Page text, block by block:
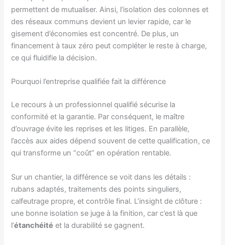
permettent de mutualiser. Ainsi, l’isolation des colonnes et
des réseaux communs devient un levier rapide, car le
gisement d’économies est concentré. De plus, un
financement à taux zéro peut compléter le reste à charge,
ce qui fluidifie la décision.
Pourquoi l’entreprise qualifiée fait la différence
Le recours à un professionnel qualifié sécurise la
conformité et la garantie. Par conséquent, le maître
d’ouvrage évite les reprises et les litiges. En parallèle,
l’accès aux aides dépend souvent de cette qualification, ce
qui transforme un “coût” en opération rentable.
Sur un chantier, la différence se voit dans les détails :
rubans adaptés, traitements des points singuliers,
calfeutrage propre, et contrôle final. L’insight de clôture :
une bonne isolation se juge à la finition, car c’est là que
l’étanchéité et la durabilité se gagnent.